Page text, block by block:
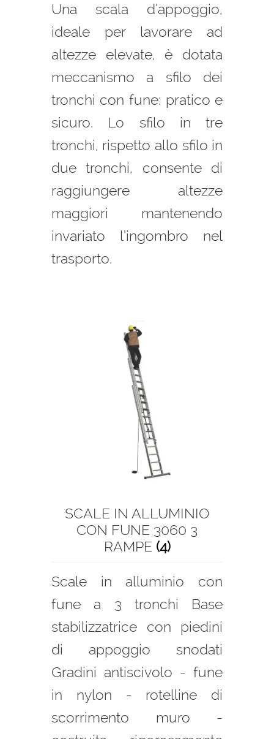
Una scala d’appoggio,
ideale per lavorare ad
altezze elevate, è dotata
meccanismo a sfilo dei
tronchi con fune: pratico e
sicuro. Lo sfilo in tre
tronchi, rispetto allo sfilo in
due tronchi, consente di
raggiungere altezze
maggiori mantenendo
invariato l’ingombro nel
trasporto.
SCALE IN ALLUMINIO
CON FUNE 3060 3
RAMPE (4)
Scale in alluminio con
fune a 3 tronchi Base
stabilizzatrice con piedini
di appoggio snodati
Gradini antiscivolo - fune
in nylon - rotelline di
scorrimento muro -